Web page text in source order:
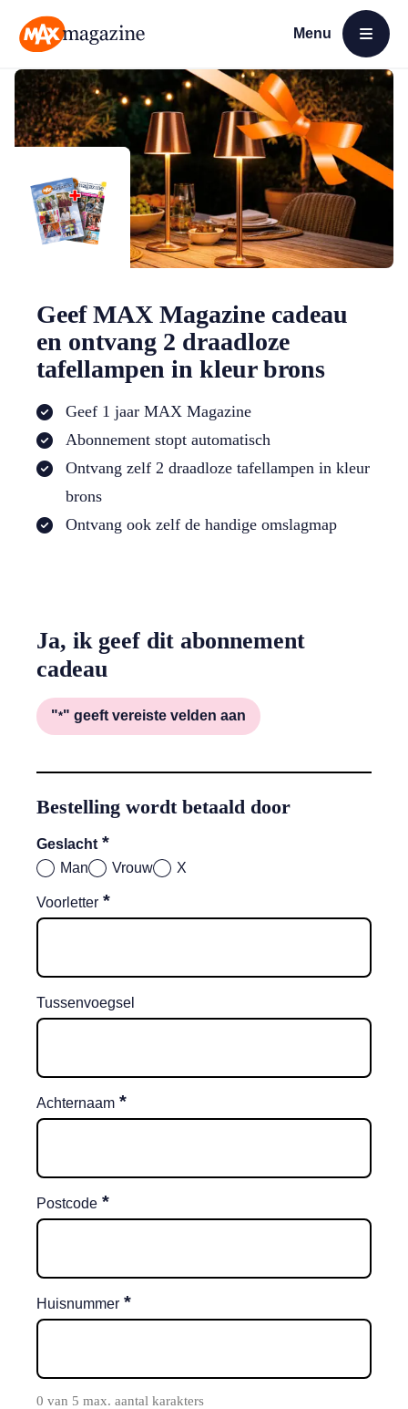
Menu
Open menu
Geef MAX Magazine cadeau
en ontvang 2 draadloze
tafellampen in kleur brons
Geef 1 jaar MAX Magazine
Abonnement stopt automatisch
Ontvang zelf 2 draadloze tafellampen in kleur
brons
Ontvang ook zelf de handige omslagmap
Ja, ik geef dit abonnement
cadeau
"*" geeft vereiste velden aan
Bestelling wordt betaald door
Geslacht *
Man Vrouw X
Voorletter *
Tussenvoegsel
Achternaam *
Postcode *
Huisnummer *
0 van 5 max. aantal karakters